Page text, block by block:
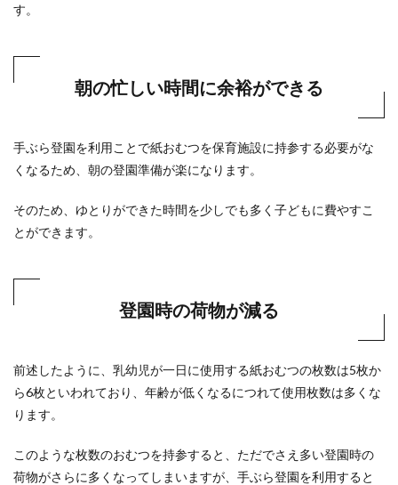
す。
朝の忙しい時間に余裕ができる
手ぶら登園を利用ことで紙おむつを保育施設に持参する必要がな
くなるため、朝の登園準備が楽になります。
そのため、ゆとりができた時間を少しでも多く子どもに費やすこ
とができます。
登園時の荷物が減る
前述したように、乳幼児が一日に使用する紙おむつの枚数は5枚か
ら6枚といわれており、年齢が低くなるにつれて使用枚数は多くな
ります。
このような枚数のおむつを持参すると、ただでさえ多い登園時の
荷物がさらに多くなってしまいますが、手ぶら登園を利用すると